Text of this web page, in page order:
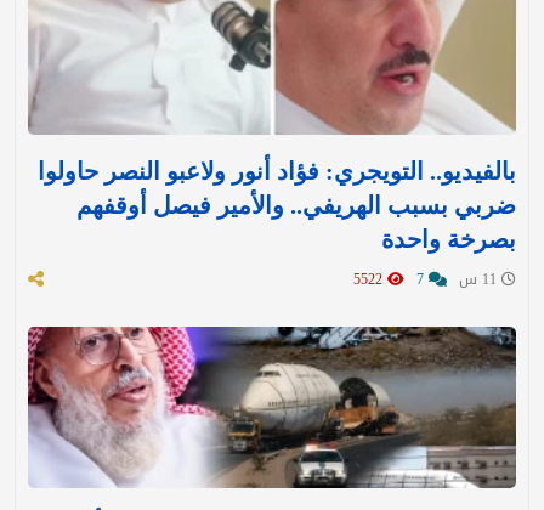
بالفيديو.. التويجري: فؤاد أنور ولاعبو النصر حاولوا
ضربي بسبب الهريفي.. والأمير فيصل أوقفهم
بصرخة واحدة